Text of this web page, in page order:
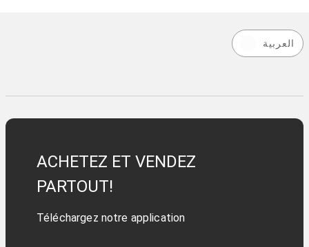
العربية
ACHETEZ ET VENDEZ
PARTOUT!
Téléchargez notre application